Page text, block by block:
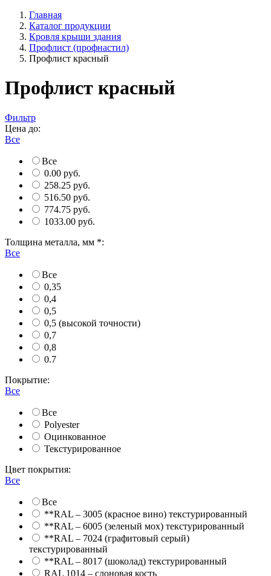
Главная
Каталог продукции
Кровля крыши здания
Профлист (профнастил)
Профлист красный
Профлист красный
Фильтр
Цена до:
Все
Все
0.00 руб.
258.25 руб.
516.50 руб.
774.75 руб.
1033.00 руб.
Толщина металла, мм *:
Все
Все
0,35
0,4
0,5
0,5 (высокой точности)
0,7
0,8
0.7
Покрытие:
Все
Все
Polyester
Оцинкованное
Текстурированное
Цвет покрытия:
Все
Все
**RAL – 3005 (красное вино) текстурированный
**RAL – 6005 (зеленый мох) текстурированный
**RAL – 7024 (графитовый серый)
текстурированный
**RAL – 8017 (шоколад) текстурированный
RAL 1014 – слоновая кость